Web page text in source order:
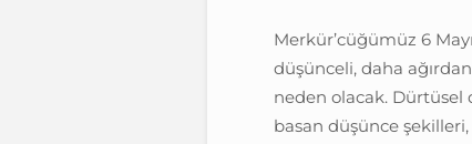
Merkür’cüğümüz 6
düşünceli, daha
neden olacak. Dürtüsel
basan düşünce